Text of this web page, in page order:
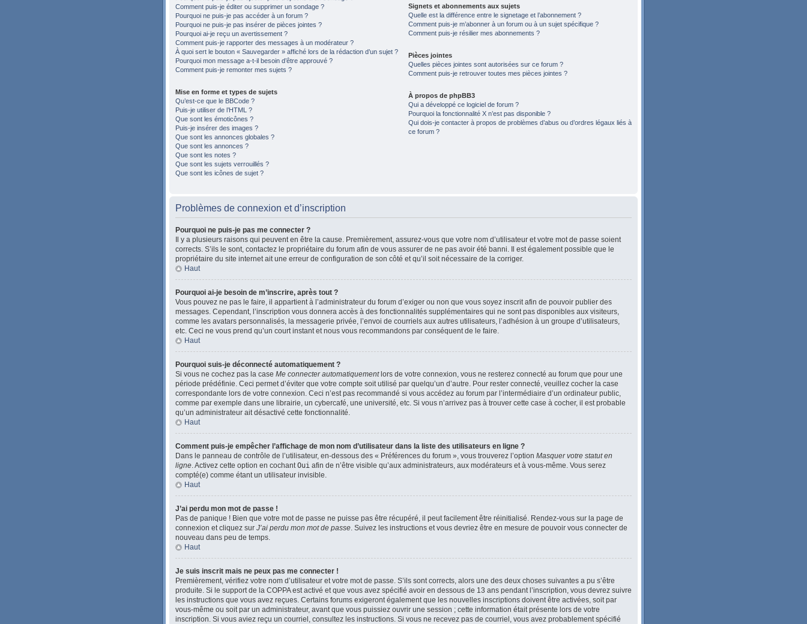
Comment puis-je éditer ou supprimer un sondage ?
Pourquoi ne puis-je pas accéder à un forum ?
Pourquoi ne puis-je pas insérer de pièces jointes ?
Pourquoi ai-je reçu un avertissement ?
Comment puis-je rapporter des messages à un modérateur ?
À quoi sert le bouton « Sauvegarder » affiché lors de la rédaction d’un sujet ?
Pourquoi mon message a-t-il besoin d’être approuvé ?
Comment puis-je remonter mes sujets ?
Mise en forme et types de sujets
Qu’est-ce que le BBCode ?
Puis-je utiliser de l’HTML ?
Que sont les émoticônes ?
Puis-je insérer des images ?
Que sont les annonces globales ?
Que sont les annonces ?
Que sont les notes ?
Que sont les sujets verrouillés ?
Que sont les icônes de sujet ?
Signets et abonnements aux sujets
Quelle est la différence entre le signetage et l’abonnement ?
Comment puis-je m’abonner à un forum ou à un sujet spécifique ?
Comment puis-je résilier mes abonnements ?
Pièces jointes
Quelles pièces jointes sont autorisées sur ce forum ?
Comment puis-je retrouver toutes mes pièces jointes ?
À propos de phpBB3
Qui a développé ce logiciel de forum ?
Pourquoi la fonctionnalité X n’est pas disponible ?
Qui dois-je contacter à propos de problèmes d’abus ou d’ordres légaux liés à
ce forum ?
Problèmes de connexion et d’inscription
Pourquoi ne puis-je pas me connecter ?
Il y a plusieurs raisons qui peuvent en être la cause. Premièrement, assurez-vous que votre nom d’utilisateur et votre mot de passe soient
corrects. S’ils le sont, contactez le propriétaire du forum afin de vous assurer de ne pas avoir été banni. Il est également possible que le
propriétaire du site internet ait une erreur de configuration de son côté et qu’il soit nécessaire de la corriger.
Haut
Pourquoi ai-je besoin de m’inscrire, après tout ?
Vous pouvez ne pas le faire, il appartient à l’administrateur du forum d’exiger ou non que vous soyez inscrit afin de pouvoir publier des
messages. Cependant, l’inscription vous donnera accès à des fonctionnalités supplémentaires qui ne sont pas disponibles aux visiteurs,
comme les avatars personnalisés, la messagerie privée, l’envoi de courriels aux autres utilisateurs, l’adhésion à un groupe d’utilisateurs,
etc. Ceci ne vous prend qu’un court instant et nous vous recommandons par conséquent de le faire.
Haut
Pourquoi suis-je déconnecté automatiquement ?
Si vous ne cochez pas la case Me connecter automatiquementlors de votre connexion, vous ne resterez connecté au forum que pour une
période prédéfinie. Ceci permet d’éviter que votre compte soit utilisé par quelqu’un d’autre. Pour rester connecté, veuillez cocher la case
correspondante lors de votre connexion. Ceci n’est pas recommandé si vous accédez au forum par l’intermédiaire d’un ordinateur public,
comme par exemple dans une librairie, un cybercafé, une université, etc. Si vous n’arrivez pas à trouver cette case à cocher, il est probable
qu’un administrateur ait désactivé cette fonctionnalité.
Haut
Comment puis-je empêcher l’affichage de mon nom d’utilisateur dans la liste des utilisateurs en ligne ?
Dans le panneau de contrôle de l’utilisateur, en-dessous des « Préférences du forum », vous trouverez l’option Masquer votre statut en
ligne. Activez cette option en cochantOui afin de n’être visible qu’aux administrateurs, aux modérateurs et à vous-même. Vous serez
compté(e) comme étant un utilisateur invisible.
Haut
J’ai perdu mon mot de passe !
Pas de panique ! Bien que votre mot de passe ne puisse pas être récupéré, il peut facilement être réinitialisé. Rendez-vous sur la page de
connexion et cliquez sur J’ai perdu mon mot de passe. Suivez les instructions et vous devriez être en mesure de pouvoir vous connecter de
nouveau dans peu de temps.
Haut
Je suis inscrit mais ne peux pas me connecter !
Premièrement, vérifiez votre nom d’utilisateur et votre mot de passe. S’ils sont corrects, alors une des deux choses suivantes a pu s’être
produite. Si le support de la COPPA est activé et que vous avez spécifié avoir en dessous de 13 ans pendant l’inscription, vous devrez suivre
les instructions que vous avez reçues. Certains forums exigeront également que les nouvelles inscriptions doivent être activées, soit par
vous-même ou soit par un administrateur, avant que vous puissiez ouvrir une session ; cette information était présente lors de votre
inscription. Si vous aviez reçu un courriel, consultez les instructions. Si vous ne recevez pas de courriel, vous avez probablement spécifié